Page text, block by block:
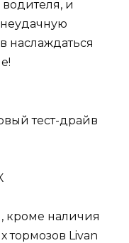
и
наслаждаться
кроме наличия
тормозов Livan